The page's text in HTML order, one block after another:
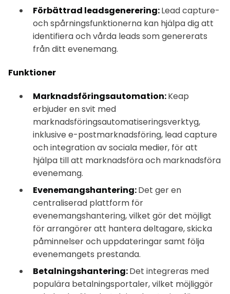
Förbättrad leadsgenerering:Lead capture-
och spårningsfunktionerna kan hjälpa dig att
identifiera och vårda leads som genererats
från ditt evenemang.
Funktioner
Marknadsföringsautomation:Keap
erbjuder en svit med
marknadsföringsautomatiseringsverktyg,
inklusive e-postmarknadsföring, lead capture
och integration av sociala medier, för att
hjälpa till att marknadsföra och marknadsföra
evenemang.
Evenemangshantering:Det ger en
centraliserad plattform för
evenemangshantering, vilket gör det möjligt
för arrangörer att hantera deltagare, skicka
påminnelser och uppdateringar samt följa
evenemangets prestanda.
Betalningshantering:Det integreras med
populära betalningsportaler, vilket möjliggör